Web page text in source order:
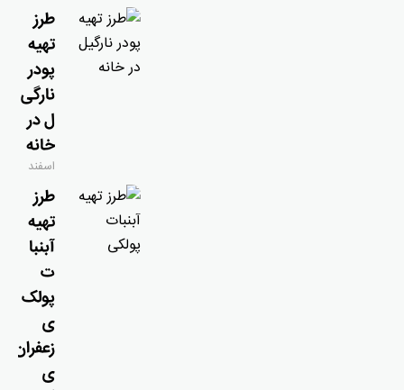
طرز
تهیه
پودر
نارگی
ل در
خانه
اسفند
طرز
تهیه
آبنبا
ت
پولک
ی
زعفران
ی